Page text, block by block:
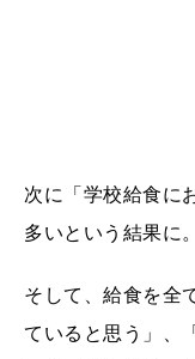
次に「学校給食に
多いという結果に。
そして、給食を全
ていると思う」、